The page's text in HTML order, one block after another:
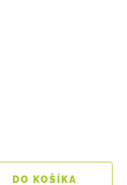
DO KOŠÍKA